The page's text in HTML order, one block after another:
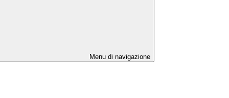
Menu di navigazione